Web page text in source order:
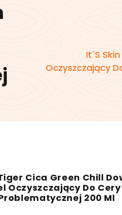
It´S
Oczyszczający
Cica Green Chill
Oczyszczający Do Cery
200 Ml